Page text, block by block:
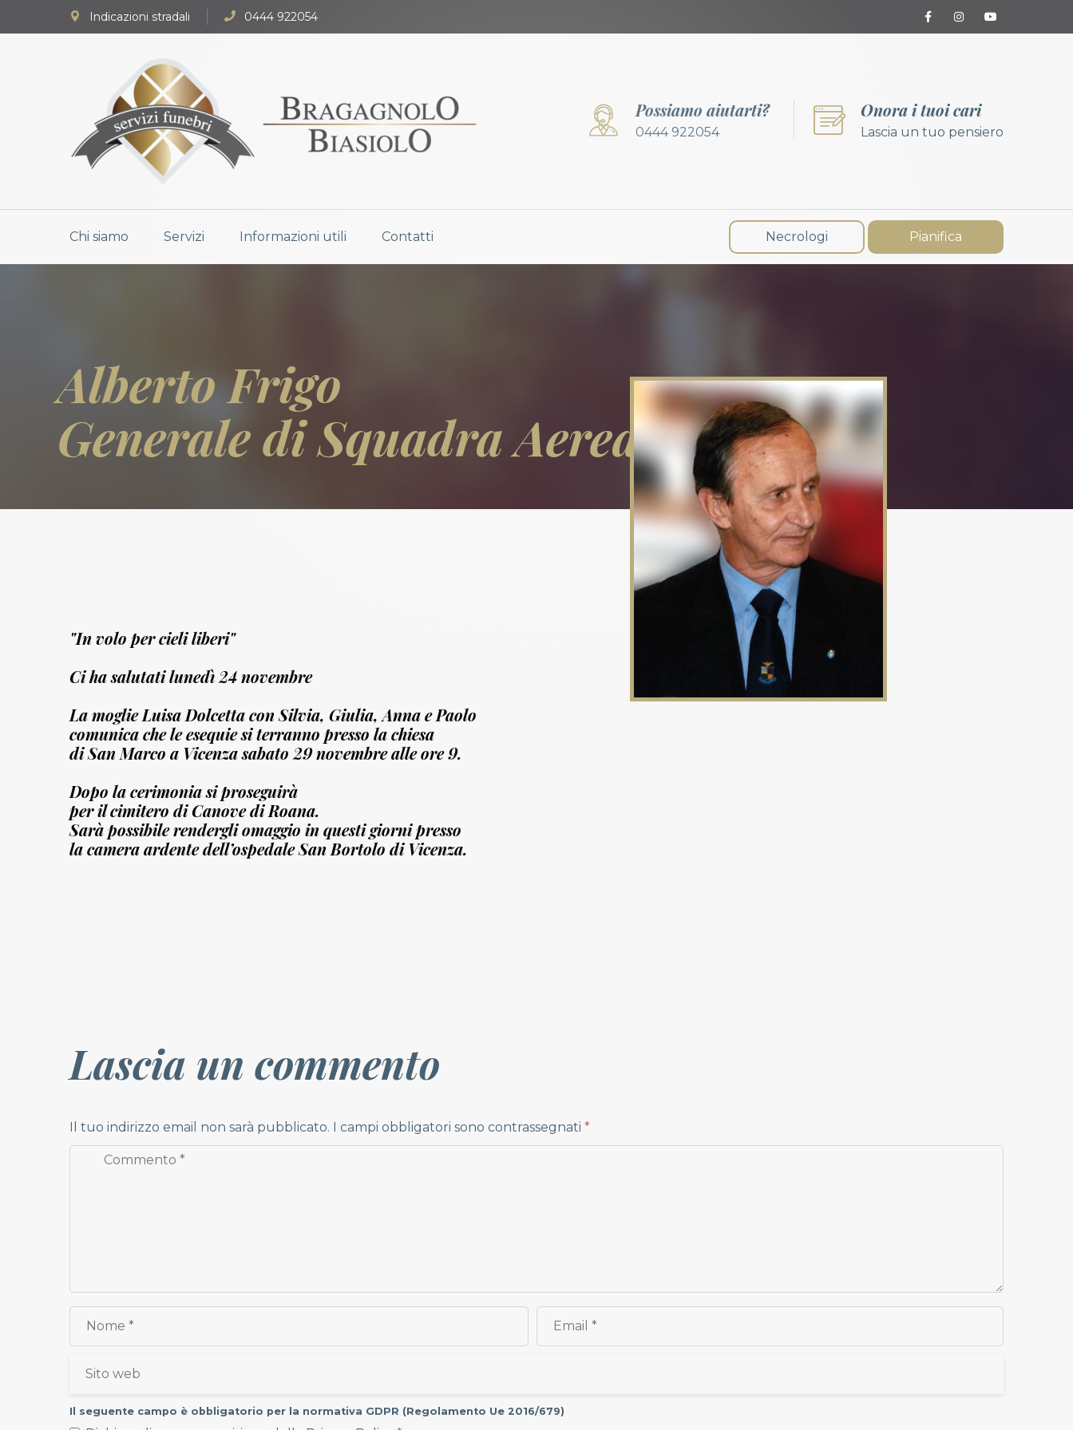
Indicazioni stradali 0444 922054
Possiamo aiutarti?
0444 922054
Onora i tuoi cari
Lascia un tuo pensiero
Chi siamo Servizi Informazioni utili Contatti Necrologi Pianifica
Alberto Frigo
Generale di Squadra Aerea
"In volo per cieli liberi"
Ci ha salutati lunedì 24 novembre
La moglie Luisa Dolcetta con Silvia, Giulia, Anna e Paolo
comunica che le esequie si terranno presso la chiesa
di San Marco a Vicenza sabato 29 novembre alle ore 9.
Dopo la cerimonia si proseguirà
per il cimitero di Canove di Roana.
Sarà possibile rendergli omaggio in questi giorni presso
la camera ardente dell’ospedale San Bortolo di Vicenza.
Lascia un commento
Il tuo indirizzo email non sarà pubblicato. I campi obbligatori sono contrassegnati *
Il seguente campo è obbligatorio per la normativa GDPR (Regolamento Ue 2016/679)